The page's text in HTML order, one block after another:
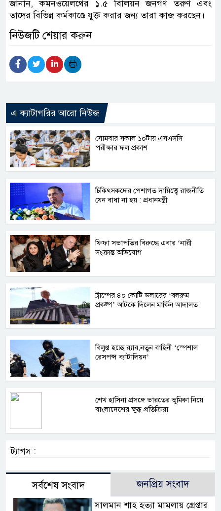
জানান, কমনওয়েলথের ১.৫ বিলিয়ন জনগণ তরুণ এবং
তাদের বিভিন্ন কর্মকাণ্ডে যুক্ত করার জন্য তারা কাজ করছেন।
নিউজটি শেয়ার করুন
এ ক্যাটাগরির আরো নিউজ
সোমবার সকাল ১০টায় এসএসসি
পরীক্ষার ফল প্রকাশ
চিকিৎসকদের পেশাগত দায়িত্বে রাজনীতি
যেন বাধা না হয় : প্রধানমন্ত্রী
ফিফা সভাপতির বিরুদ্ধে এবার ‘নারী
সংক্রান্ত অভিযোগ
ট্রাম্পের ৪০ কোটি ডলারের ‘বলরুম
প্রকল্প’ আটকে দিলেন মার্কিন আদালত
বিলুপ্ত হচ্ছে র‍্যাব,নতুন বাহিনী ‘স্পেশাল
রেসপন্স ব্যাটালিয়ন’
শেখ হাসিনা প্রসঙ্গে ভারতের ভূমিকা নিয়ে
বাংলাদেশের ক্ষুব্ধ প্রতিক্রিয়া
ট্যাগস :
সর্বশেষ সংবাদ জনপ্রিয় সংবাদ
সালমান শাহ হত্যা মামলায় গ্রেপ্তার